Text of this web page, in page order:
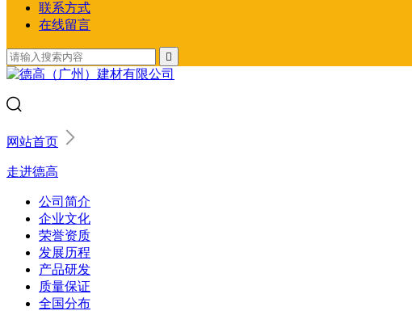
联系方式
在线留言

网站首页
走进德高
公司简介
企业文化
荣誉资质
发展历程
产品研发
质量保证
全国分布